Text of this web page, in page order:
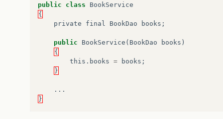
public
class
BookService
{
private
final BookDao books ;
public BookService ( BookDao books )
{
this . books = books ;
}
...
}